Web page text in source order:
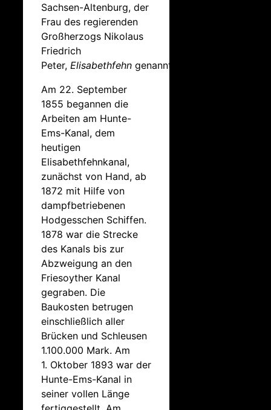
Sachsen-Altenburg, der
Frau des regierenden
Großherzogs Nikolaus
Friedrich
Peter, Elisabethfehn genannt.
Am 22. September
1855 begannen die
Arbeiten am Hunte-
Ems-Kanal, dem
heutigen
Elisabethfehnkanal,
zunächst von Hand, ab
1872 mit Hilfe von
dampfbetriebenen
Hodgesschen Schiffen.
1878 war die Strecke
des Kanals bis zur
Abzweigung an den
Friesoyther Kanal
gegraben. Die
Baukosten betrugen
einschließlich aller
Brücken und Schleusen
1.100.000 Mark. Am
1. Oktober 1893 war der
Hunte-Ems-Kanal in
seiner vollen Länge